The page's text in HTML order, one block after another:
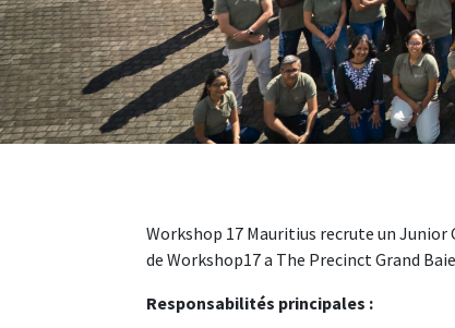
Workshop 17 Mauritius recrute un
de Workshop17 a The Precinct Grand
Responsabilités principales :